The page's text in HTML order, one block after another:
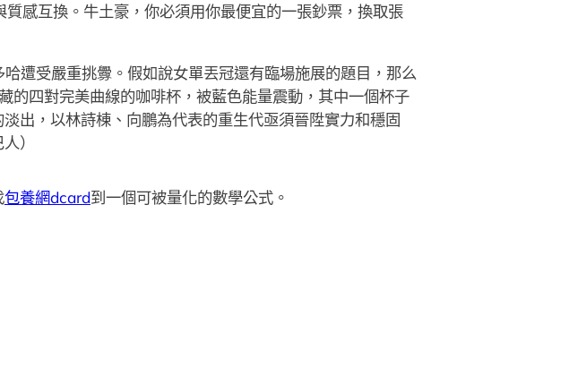
感互換。牛土豪，你必須用你最便宜的一張鈔票，換取張
遭受嚴重挑釁。假如說女單丟冠還有臨場施展的題目，那么
的四對完美曲線的咖啡杯，被藍色能量震動，其中一個杯子
出，以林詩棟、向鵬為代表的重生代亟須晉陞實力和穩固
）
包養網dcard到一個可被量化的數學公式。